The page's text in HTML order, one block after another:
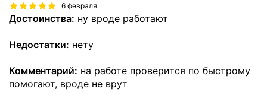
6 февраля
Достоинства: ну вроде работают
Недостатки: нету
Комментарий: на работе проверится по быстрому
помогают, вроде не врут